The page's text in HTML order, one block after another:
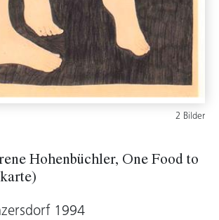
2 Bilder
Hohenbüchler, One Food to
1994